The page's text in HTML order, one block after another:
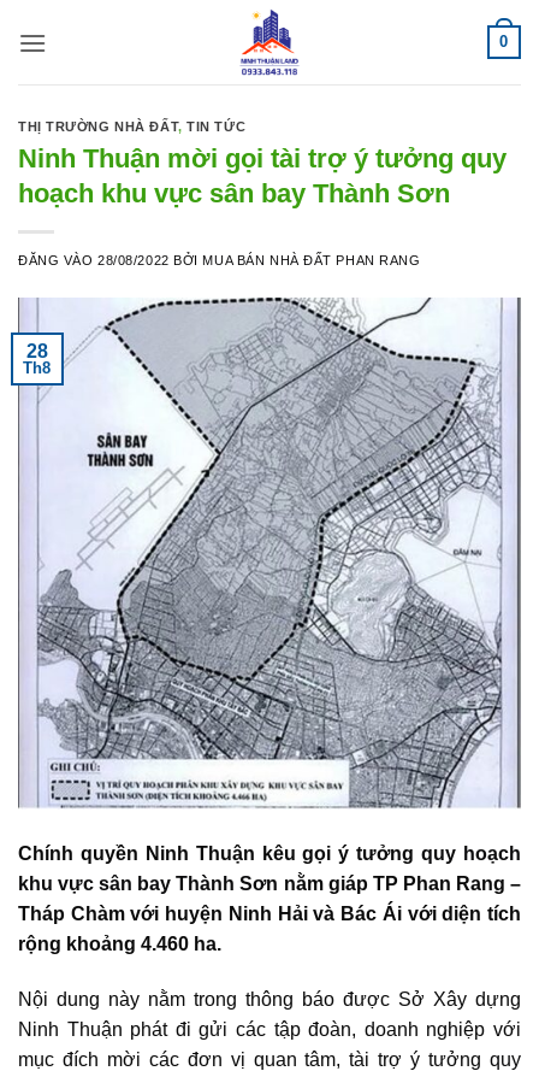
qua
0
THỊ TRƯỜNG NHÀ ĐẤT,TIN TỨC
Ninh Thuận mời gọi tài trợ ý tưởng quy
hoạch khu vực sân bay Thành Sơn
ĐĂNG VÀO28/08/2022 BỞI MUA BÁN NHÀ ĐẤT PHAN RANG
28
Th8
Chính quyền Ninh Thuận kêu gọi ý tưởngquy hoạch
khu vực sân bay Thành Sơn nằm giáp TP Phan Rang –
Tháp Chàm với huyện Ninh Hải và Bác Ái với diện tích
rộng khoảng 4.460 ha.
Nội dung này nằm trong thông báo được Sở Xây dựng
Ninh Thuận phát đi gửi các tập đoàn, doanh nghiệp với
mục đích mời các đơn vị quan tâm, tài trợ ý tưởng quy